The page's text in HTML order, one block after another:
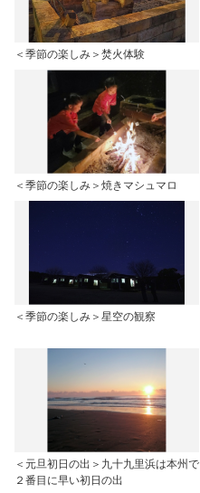
＜季節の楽しみ＞焚火体験
＜季節の楽しみ＞焼きマシュマロ
＜季節の楽しみ＞星空の観察
＜元旦初日の出＞九十九里浜は本州で
２番目に早い初日の出